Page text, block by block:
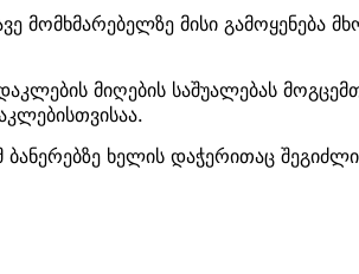
მომხმარებელზე მისი გამოყენება
მიღების საშუალებას
ხელის დაჭერითაც